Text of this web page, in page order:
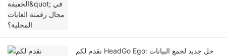
نقدم لكم HeadGo Ego: حل جديد لجمع البيانات